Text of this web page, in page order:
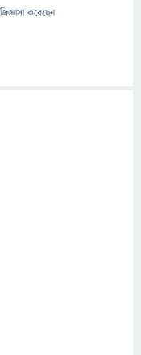
জিজ্ঞাসাকরেছেন